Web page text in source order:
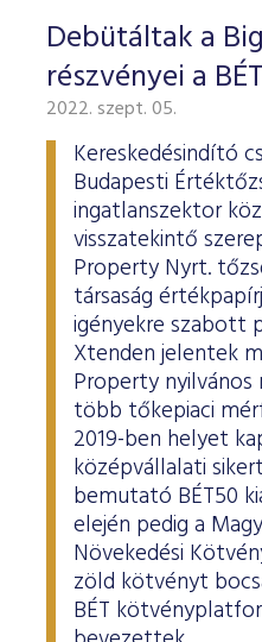
Debütáltak a
részvényei a
2022. szept. 05.
Kereskedésindító
Budapesti
ingatlanszektor
visszatekintő
Property Nyrt.
társaság
igényekre szabott
Xtenden jelentek
Property nyilvános
több tőkepiaci
2019-ben helyet
középvállalati
bemutató BÉT50
elején pedig a
Növekedési
zöld kötvényt
BÉT